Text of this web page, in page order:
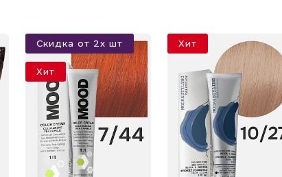
Скидка от 2х шт
Хит
Хит